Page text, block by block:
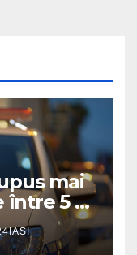
mai
între 5 și